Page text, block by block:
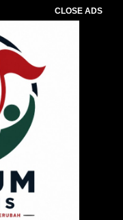
CLOSE ADS